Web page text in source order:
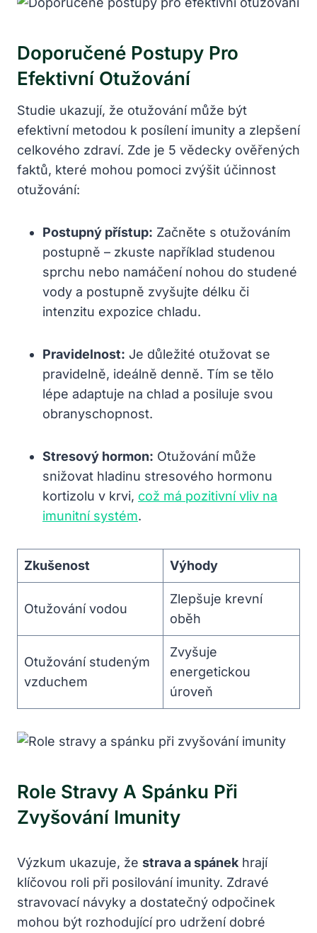
Doporučené Postupy Pro
Efektivní Otužování
Studie ukazují, že otužování může být
efektivní metodou k posílení imunity a zlepšení
celkového zdraví. Zde je 5 vědecky ověřených
faktů, které mohou pomoci zvýšit účinnost
otužování:
Postupný přístup: Začněte s otužováním
postupně – zkuste například studenou
sprchu nebo namáčení nohou do studené
vody a postupně zvyšujte délku či
intenzitu expozice chladu.
Pravidelnost: Je důležité otužovat se
pravidelně, ideálně denně. Tím se tělo
lépe adaptuje na chlad a posiluje svou
obranyschopnost.
Stresový hormon: Otužování může
snižovat hladinu stresového hormonu
kortizolu v krvi, což má pozitivní vliv na
imunitní systém.
Zkušenost Výhody
Otužování vodou
Zlepšuje krevní
oběh
Otužování studeným
vzduchem
Zvyšuje
energetickou
úroveň
Role Stravy A Spánku Při
Zvyšování Imunity
Výzkum ukazuje, že strava a spánek hrají
klíčovou roli při posilování imunity. Zdravé
stravovací návyky a dostatečný odpočinek
mohou být rozhodující pro udržení dobré